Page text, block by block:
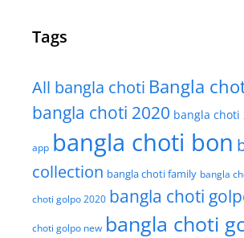
Tags
All bangla choti Bangla
bangla choti 2020 bangla choti
app bangla choti bon
collection bangla choti family bangla
choti golpo 2020 bangla choti
choti golpo new bangla choti